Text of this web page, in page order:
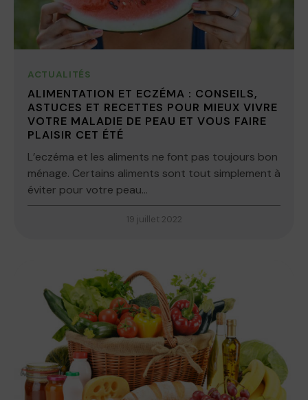
ACTUALITÉS
ALIMENTATION ET ECZÉMA : CONSEILS,
ASTUCES ET RECETTES POUR MIEUX VIVRE
VOTRE MALADIE DE PEAU ET VOUS FAIRE
PLAISIR CET ÉTÉ
L’eczéma et les aliments ne font pas toujours bon
ménage. Certains aliments sont tout simplement à
éviter pour votre peau...
19 juillet 2022